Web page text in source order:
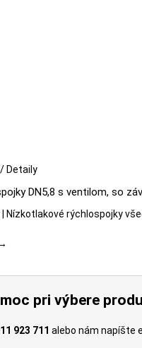
Tento
/Detaily
DN5,8 s ventilom, so
Nízkotlakové rýchlospojky
pri výbere
923 711 alebo nám napíšte